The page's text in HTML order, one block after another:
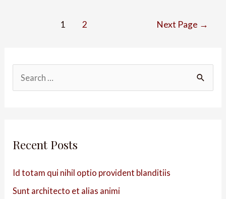
1 2 Next Page →
Recent Posts
Id totam qui nihil optio provident blanditiis
Sunt architecto et alias animi